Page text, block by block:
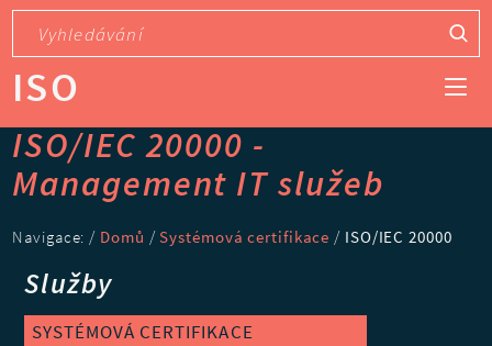
ISO
ISO/IEC 20000 -
Management IT služeb
Navigace: / Domů /Systémová certifikace / ISO/IEC 20000
Služby
SYSTÉMOVÁ CERTIFIKACE